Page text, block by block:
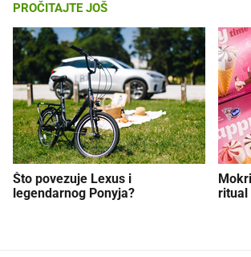
PROČITAJTE JOŠ
Što povezuje Lexus i
legendarnog Ponyja?
ritual